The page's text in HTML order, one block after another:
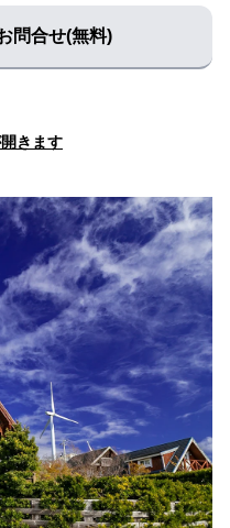
問合せ(無料)
きます